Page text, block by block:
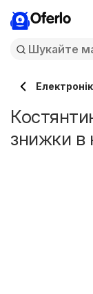
Oferlo
знижки в